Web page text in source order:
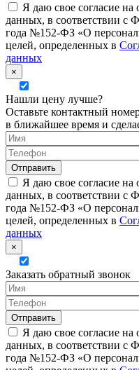
Я даю свое согласие
данных, в соответствии с
года №152-ФЗ «О
целей, определенных в
данных
×
Нашли цену лучше?
Оставьте контактный
в ближайшее время и
Я даю свое согласие
данных, в соответствии с
года №152-ФЗ «О
целей, определенных в
данных
×
Заказать обратный звонок
Я даю свое согласие
данных, в соответствии с
года №152-ФЗ «О